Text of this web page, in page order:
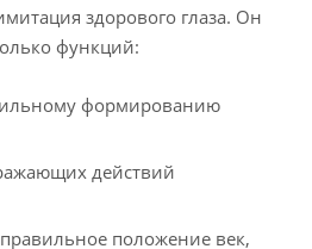
здорового глаза. Он
функций:
формированию
действий
положение век,